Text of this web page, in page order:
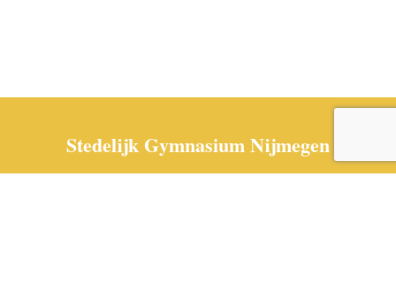
Stedelijk Gymnasium Nijmegen